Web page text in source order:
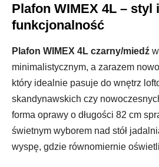
Plafon WIMEX 4L – styl i
funkcjonalność
Plafon WIMEX 4L czarny/miedź
minimalistycznym, a zarazem
który idealnie pasuje do wnętrz
skandynawskich czy
forma oprawy o długości 82 cm
świetnym wyborem nad stół
wyspę, gdzie równomiernie